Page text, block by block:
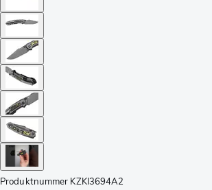
Produktnummer KZKI3694A2